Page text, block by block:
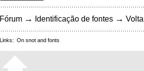
Fórum → Identificação de fontes →
Links: On snot and fonts